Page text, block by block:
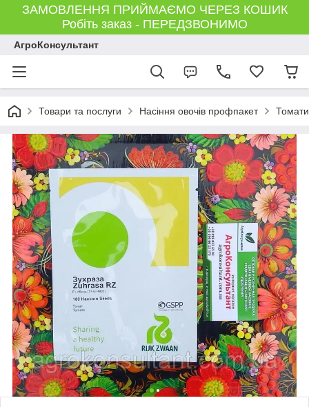
ЗАМОВЛЕННЯ ПРИЙМАЄМО ЧЕРЕЗ КОШИК
Робіть заказ - ПЕРЕДЗВОНИМО
АгроКонсультант
Товари та послуги Насіння овочів профпакет Томати